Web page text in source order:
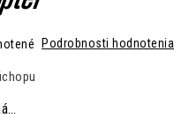
Podrobnosti hodnotenia